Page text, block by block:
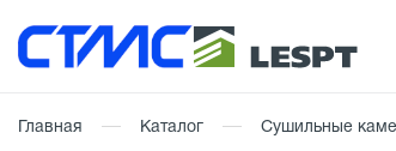
Главная Каталог Сушильные